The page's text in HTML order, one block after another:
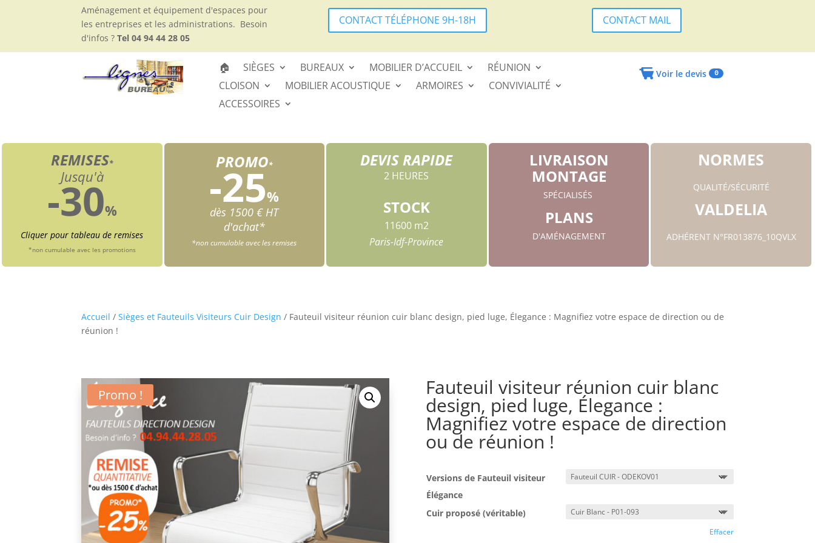
Aménagement et équipement d'espaces pour
les entreprises et les administrations. Besoin
d'infos ?Tel 04 94 44 28 05
CONTACT TÉLÉPHONE 9H-18H CONTACT MAIL
🏠 SIÈGES BUREAUX MOBILIER D’ACCUEIL
RÉUNION
CLOISON
MOBILIER ACOUSTIQUE ARMOIRES
CONVIVIALITÉ
ACCESSOIRES
Voir le devis 0
REMISES*
Jusqu'à
-30%
Cliquer pour tableau de remises
*non cumulable avec les promotions
PROMO*
-25%
dès 1500 € HT
d'achat*
*non cumulable avec les remises
DEVIS RAPIDE
2 HEURES
STOCK
11600 m2
Paris-Idf-Province
LIVRAISON
MONTAGE
SPÉCIALISÉS
PLANS
D'AMÉNAGEMENT
NORMES
QUALITÉ/SÉCURITÉ
VALDELIA
ADHÉRENT N°FR013876_10QVLX
Accueil /Sièges et Fauteuils Visiteurs Cuir Design / Fauteuil visiteur réunion cuir blanc design, pied luge, Élegance : Magnifiez votre espace de direction ou de
réunion !
Promo ! Fauteuil visiteur réunion cuir blanc
design, pied luge, Élegance :
Magnifiez votre espace de direction
ou de réunion !
Versions de Fauteuil visiteur
Élégance
Cuir proposé (véritable)
Effacer